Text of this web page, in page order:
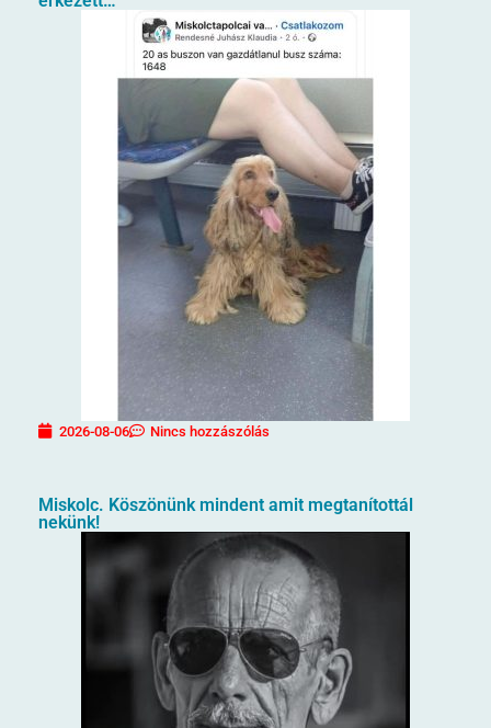
2026-08-06 Nincs hozzászólás
Miskolc. Köszönünk mindent amit megtanítottál
nekünk!